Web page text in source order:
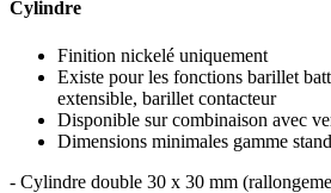
Cylindre
Finition nickelé uniquement
Existe pour les fonctions barillet
extensible, barillet contacteur
Disponible sur combinaison avec
Dimensions minimales gamme
- Cylindre double 30 x 30 mm